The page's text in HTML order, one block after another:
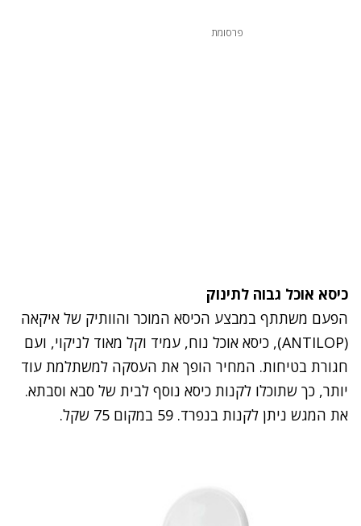
פרסומת
כיסא אוכל גבוה לתינוק
הפעם משתתף במבצע הכיסא המוכר והוותיק של איקאה
(ANTILOP), כיסא אוכל נוח, עמיד וקל מאוד לניקוי, ועם
חגורת בטיחות. המחיר הופך את העסקה למשתלמת עוד
יותר, כך שתוכלו לקנות כיסא נוסף לבית של סבא וסבתא.
את המגש ניתן לקנות בנפרד. 59 במקום 75 שקל.